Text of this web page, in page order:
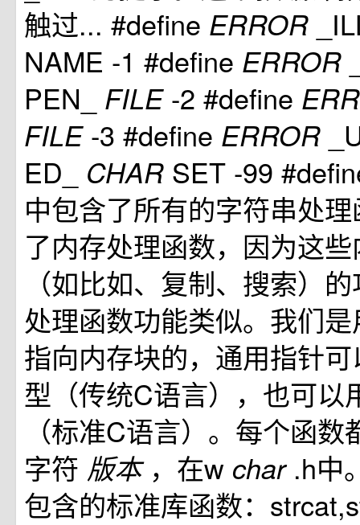
触过... #define ERROR
NAME -1 #define ERROR
PEN_ FILE -2 #define
FILE -3 #define ERROR
ED_ CHAR SET -99
中包含了所有的字符串处
了内存处理函数，因为这
（如比如、复制、搜索）
处理函数功能类似。我们
指向内存块的，通用指针
型（传统C语言），也可以
（标准C语言）。每个函
字符 版本 ，在w char .h
包含的标准库函数：